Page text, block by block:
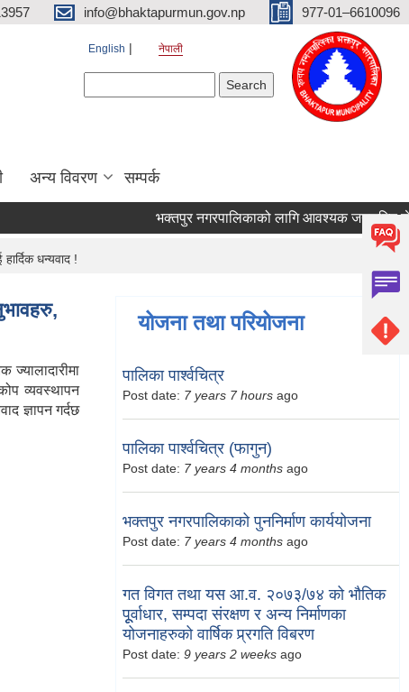
info@bhaktapurmun.gov.np 977-01–6610096
English नेपाली
अन्य विवरण सम्पर्क
भक्तपुर नगरपालिकाको लागि आवश्यक जनशक्ति सेवा
धन्यवाद !
व्यवस्थापन
ज्ञापन गर्दछ
योजना तथा परियोजना
पालिका पार्श्वचित्र
Post date: 7 years 7 hours ago
पालिका पार्श्वचित्र (फागुन)
Post date: 7 years 4 months ago
भक्तपुर नगरपालिकाको पुननिर्माण कार्ययोजना
Post date: 7 years 4 months ago
गत विगत तथा यस आ.व. २०७३/७४ को भौतिक
पूूर्वाधार, सम्पदा संरक्षण र अन्य निर्माणका
योजनाहरुको वार्षिक प्र्रगति विबरण
Post date: 9 years 2 weeks ago